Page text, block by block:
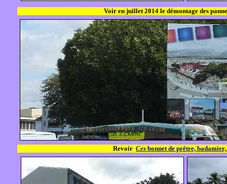
Voir en juillet 2014 le démontage des
Revoir Ces bonnet de prêtre,